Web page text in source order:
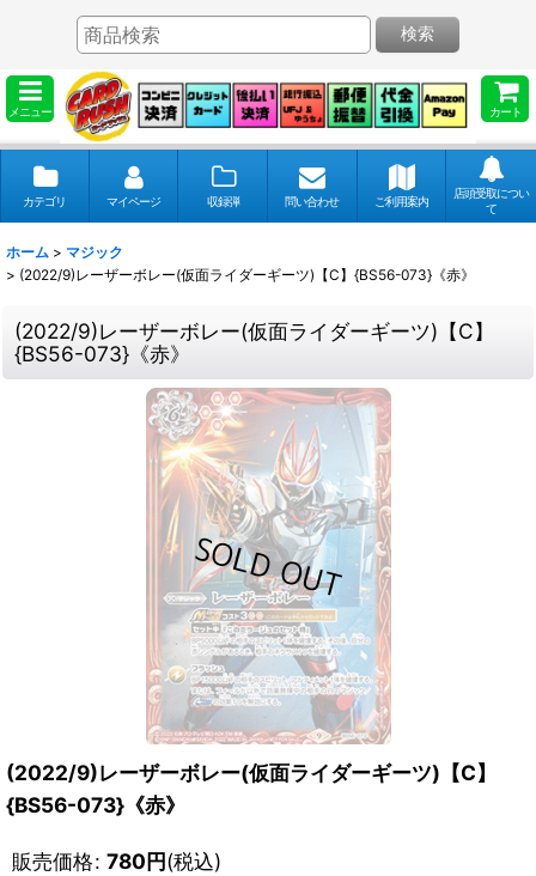
メニュー カート
検索
カテゴリ マイページ 収録弾 問い合わせ ご利用案内
店頭受取につい
て
ホーム > マジック
> (2022/9)レーザーボレー(仮面ライダーギーツ)【C】{BS56-073}《赤》
(2022/9)レーザーボレー(仮面ライダーギーツ)【C】
{BS56-073}《赤》
(2022/9)レーザーボレー(仮面ライダーギーツ)【C】
{BS56-073}《赤》
販売価格: 780円(税込)